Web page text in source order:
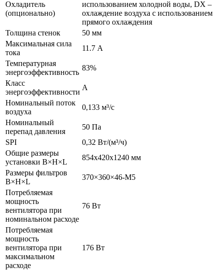
Охладитель
(опционально)
использованием холодной воды, DX –
охлаждение воздуха с использованием
прямого охлаждения
Толщина стенок
50 мм
Максимальная сила
тока
11.7 А
Температурная
энергоэффективность
83%
Класс
энергоэффективности
А
Номинальный поток
воздуха
0,133 м³/с
Номинальный
перепад давления
50 Па
SPI
0,32 Вт/(м³/ч)
Общие размеры
установки B×H×L
854x420x1240 мм
Размеры фильтров
B×H×L
370×360×46-M5
Потребляемая
мощность
вентилятора при
номинальном расходе
76 Вт
Потребляемая
мощность
вентилятора при
максимальном
расходе
176 Вт